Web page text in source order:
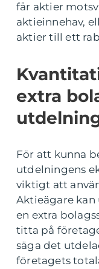
får aktier
aktieinnehav,
aktier till ett
extra
För att kunna
utdelningens
viktigt att
Aktieägare
en extra
titta på
säga det
företagets